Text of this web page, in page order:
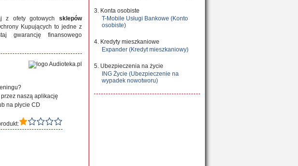
z ofety gotowych sklepów
Kupujących to jedne z
gwarancję finansowego
naszą aplikację
na płycie CD
3. Konta osobiste
T-Mobile Usługi Bankowe (Konto
osobiste)
4. Kredyty mieszkaniowe
Expander (Kredyt mieszkaniowy)
5. Ubezpieczenia na życie
ING Życie (Ubezpieczenie na
wypadek nowotworu)